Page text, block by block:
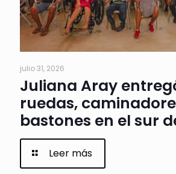
julio 31, 2026
Juliana Aray
ruedas,
bastones en el sur
Leer más